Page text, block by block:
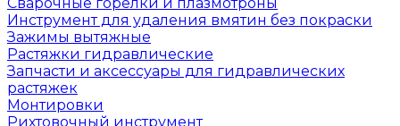
Инструмент для удаления вмятин без покраски
Зажимы вытяжные
Растяжки гидравлические
Запчасти и аксессуары для гидравлических
растяжек
Монтировки
Рихтовочный инструмент